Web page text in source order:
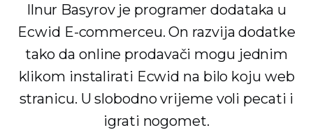
Ilnur Basyrov je programer dodataka u
Ecwid E-commerceu. On razvija dodatke
tako da online prodavači mogu jednim
klikom instalirati Ecwid na bilo koju web
stranicu. U slobodno vrijeme voli pecati i
igrati nogomet.